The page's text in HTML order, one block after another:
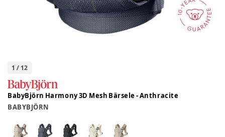
1 / 12
BabyBjörn Harmony 3D Mesh Bärsele - Anthracite
BABYBJÖRN